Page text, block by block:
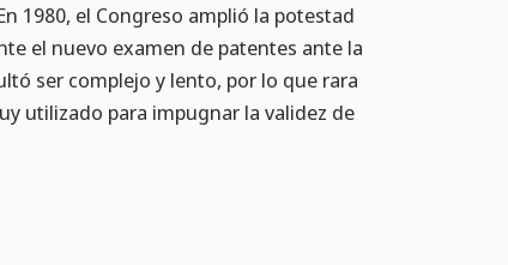
1980, el Congreso amplió la potestad
el nuevo examen de patentes ante la
ser complejo y lento, por lo que rara
utilizado para impugnar la validez de